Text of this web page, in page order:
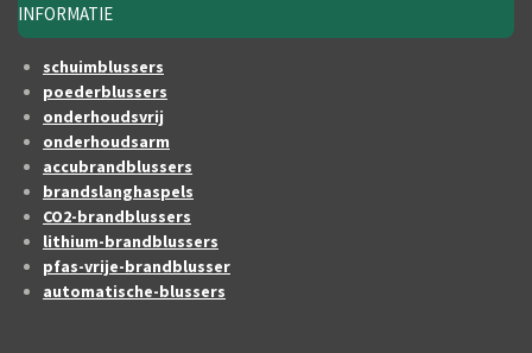
INFORMATIE
schuimblussers
poederblussers
onderhoudsvrij
onderhoudsarm
accubrandblussers
brandslanghaspels
CO2-brandblussers
lithium-brandblussers
pfas-vrije-brandblusser
automatische-blussers